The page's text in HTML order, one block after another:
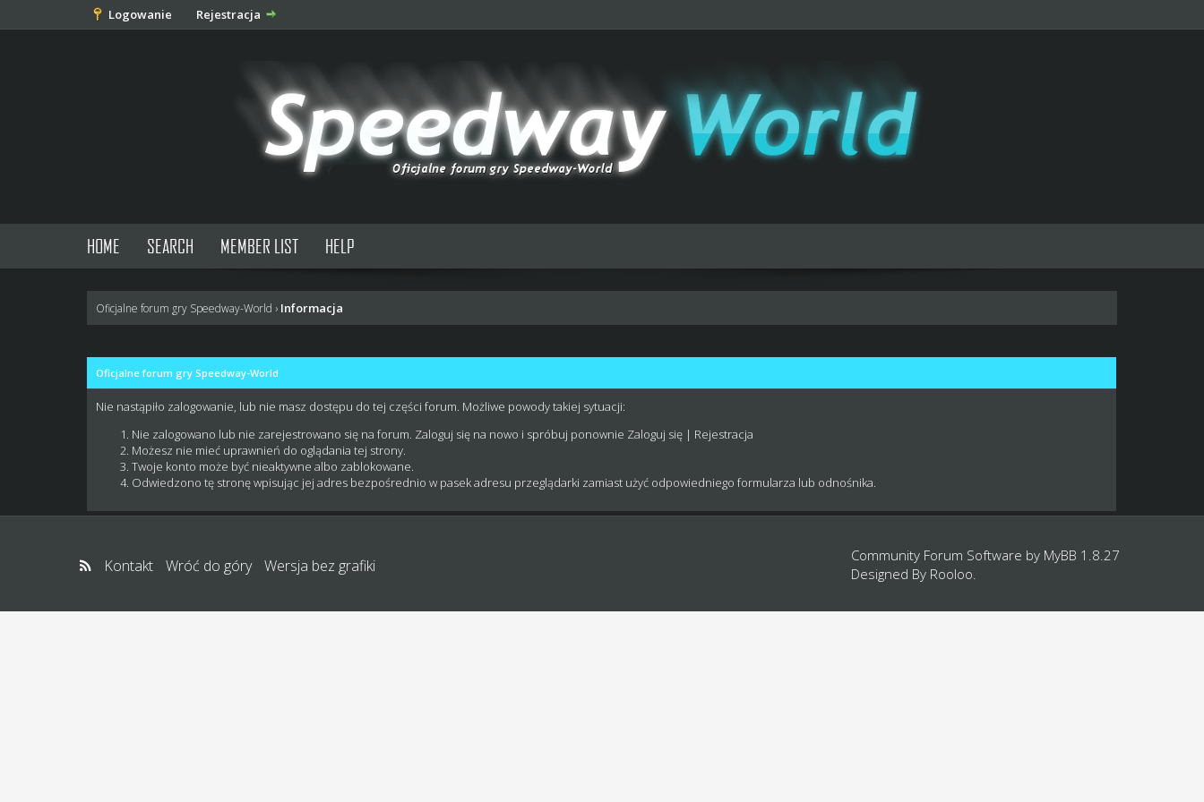
Logowanie Rejestracja
HOME SEARCH MEMBER LIST HELP
Oficjalne forum gry Speedway-World › Informacja
Oficjalne forum gry Speedway-World
Nie nastąpiło zalogowanie, lub nie masz dostępu do tej części forum. Możliwe powody takiej sytuacji:
Nie zalogowano lub nie zarejestrowano się na forum. Zaloguj się na nowo i spróbuj ponownie Zaloguj się | Rejestracja
Możesz nie mieć uprawnień do oglądania tej strony.
Twoje konto może być nieaktywne albo zablokowane.
Odwiedzono tę stronę wpisując jej adres bezpośrednio w pasek adresu przeglądarki zamiast użyć odpowiedniego formularza lub odnośnika.
Kontakt Wróć do góry Wersja bez grafiki
Community Forum Software by MyBB 1.8.27
Designed By Rooloo.